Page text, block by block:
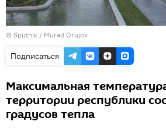
© Sputnik / Murad Orujov
Подписаться
Максимальная
территории республики
градусов тепла